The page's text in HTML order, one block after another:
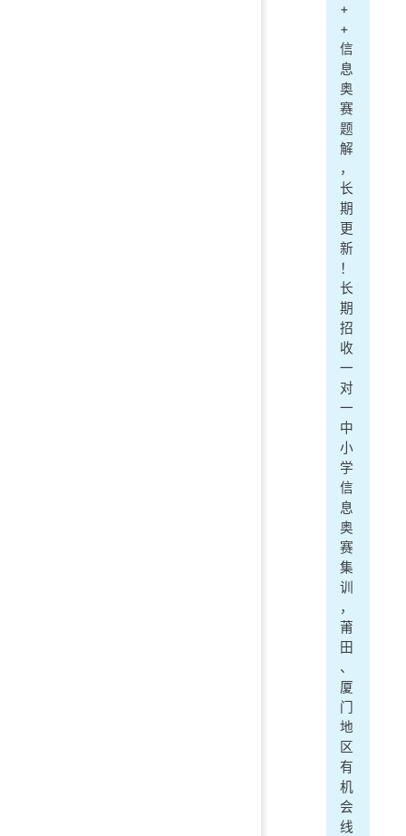
+
+
信
息
奥
赛
题
解
，
长
期
更
新
！
长
期
招
收
一
对
一
中
小
学
信
息
奥
赛
集
训
，
莆
田
、
厦
门
地
区
有
机
会
线